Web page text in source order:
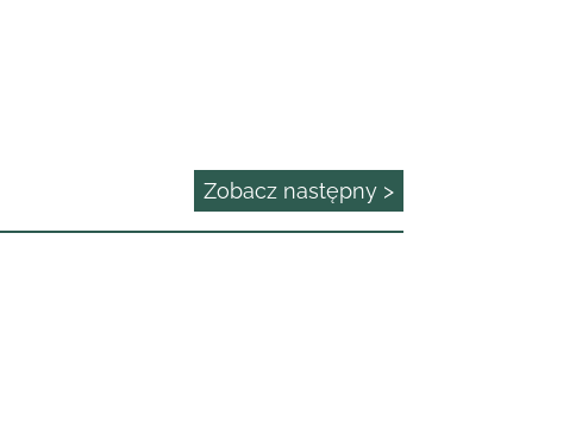
Zobacz następny >